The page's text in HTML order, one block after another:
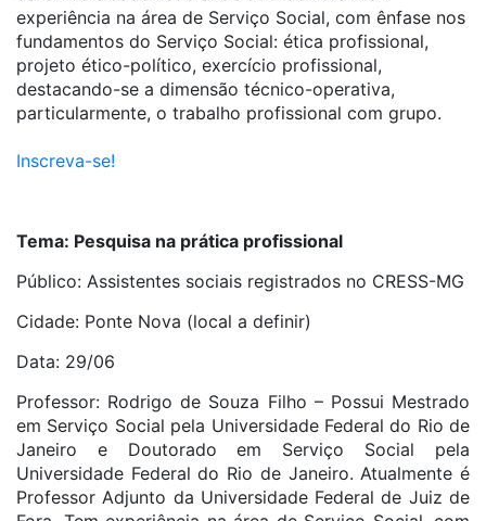
experiência na área de Serviço Social, com ênfase nos
fundamentos do Serviço Social: ética profissional,
projeto ético-político, exercício profissional,
destacando-se a dimensão técnico-operativa,
particularmente, o trabalho profissional com grupo.
Inscreva-se!
Tema: Pesquisa na prática profissional
Público: Assistentes sociais registrados no CRESS-MG
Cidade: Ponte Nova (local a definir)
Data: 29/06
Professor: Rodrigo de Souza Filho – Possui Mestrado
em Serviço Social pela Universidade Federal do Rio de
Janeiro e Doutorado em Serviço Social pela
Universidade Federal do Rio de Janeiro. Atualmente é
Professor Adjunto da Universidade Federal de Juiz de